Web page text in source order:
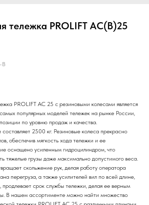
тележка PROLIFT AC(B)25
B
PROLIFT AC 25 с резиновыми колесами является
популярных моделей тележек на рынке России,
по уровню продаж и качества.
составляет 2500 кг. Резиновые колеса прекрасно
обеспечив мягкость хода тележки и ее
оснащено усиленным гидроцилиндром, что
тяжелые грузы даже максимально допустимого веса.
скольжение рук, делая работу оператора
перегруза, а также усилителей вил по всей длине,
срок службы тележки, делая ее верным
В нашем ассортименте можно найти множество